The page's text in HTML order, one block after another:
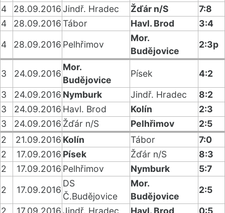
4
28.09.2016Jindř. Hradec Žďár n/S
7:8
4
28.09.2016Tábor Havl. Brod
3:4
4
28.09.2016 Pelhřimov
Mor.
Budějovice
2:3p
3 24.09.2016
Mor.
Budějovice
Písek
4:2
3
24.09.2016 Nymburk Jindř. Hradec
8:2
3
24.09.2016 Havl. Brod Kolín
2:3
3
24.09.2016 Žďár n/S Pelhřimov
2:5
2
21.09.2016 Kolín Tábor
7:0
2
17.09.2016 Písek Žďár n/S
8:3
2
17.09.2016 Pelhřimov Nymburk
5:7
2
17.09.2016
DS
Č.Budějovice
Mor.
Budějovice
2:5
2
17.09.2016Jindř. Hradec Havl. Brod 0:5